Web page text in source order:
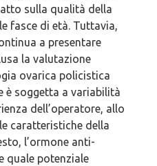
sulla qualità della
fasce di età. Tuttavia,
a presentare
la valutazione
ovarica policistica
è soggetta a variabilità
dell’operatore, allo
caratteristiche della
l’ormone anti-
quale potenziale